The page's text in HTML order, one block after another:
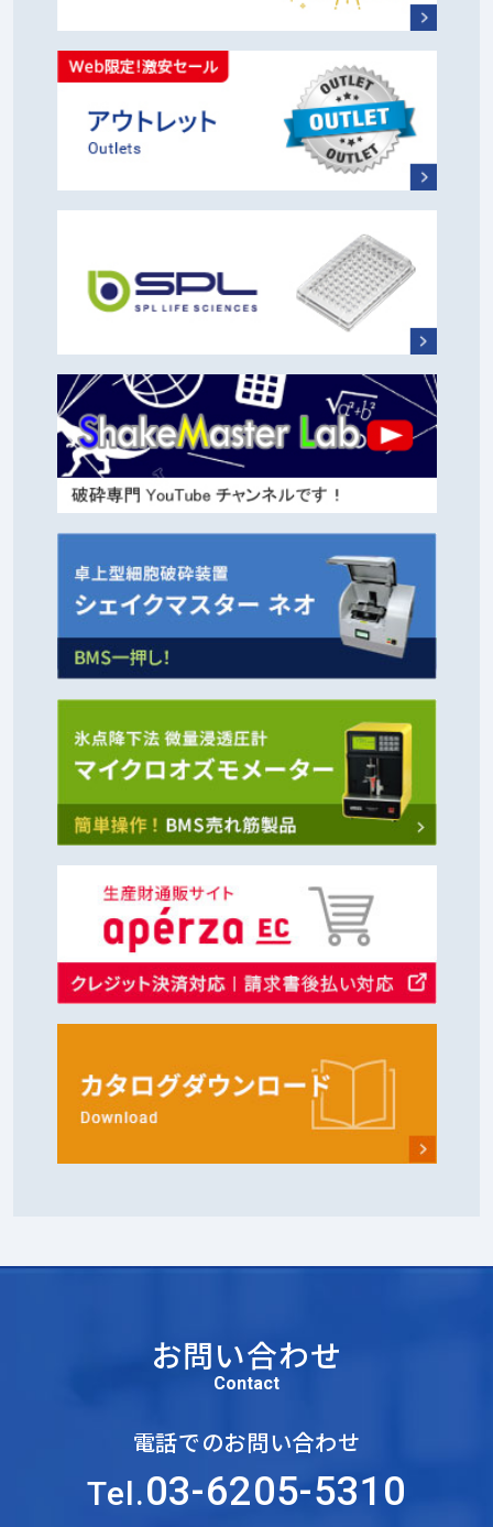
お問い合わせ
Contact
電話でのお問い合わせ
Tel.03-6205-5310